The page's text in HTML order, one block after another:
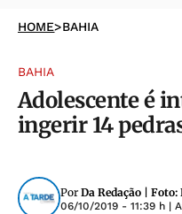
HOME>BAHIA
BAHIA
Adolescente é
ingerir 14
Por Da Redação |
06/10/2019 - 11:39 h |